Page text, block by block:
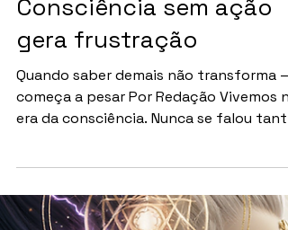
gera frustração